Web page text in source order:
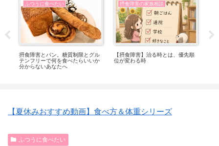
ふつうに食べたい
摂食障害とパン。糖質制限とグル
テンフリーで何を食べたらいいか
分からないあなたへ
摂食障害の家族相談
【摂食障害】治る時とは、優先順
位が変わる時
【夏休みおすすめ動画】食べ方＆体重シリーズ
ふつうに食べたい